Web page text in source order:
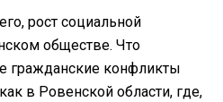
рост социальной
обществе. Что
гражданские конфликты
в Ровенской области, где,